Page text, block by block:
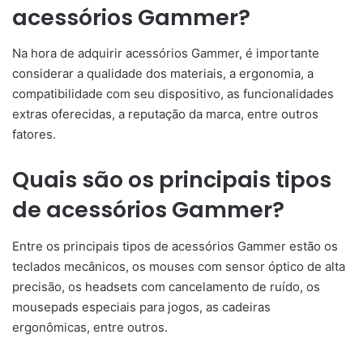
acessórios Gammer?
Na hora de adquirir acessórios Gammer, é importante
considerar a qualidade dos materiais, a ergonomia, a
compatibilidade com seu dispositivo, as funcionalidades
extras oferecidas, a reputação da marca, entre outros
fatores.
Quais são os principais tipos
de acessórios Gammer?
Entre os principais tipos de acessórios Gammer estão os
teclados mecânicos, os mouses com sensor óptico de alta
precisão, os headsets com cancelamento de ruído, os
mousepads especiais para jogos, as cadeiras
ergonômicas, entre outros.